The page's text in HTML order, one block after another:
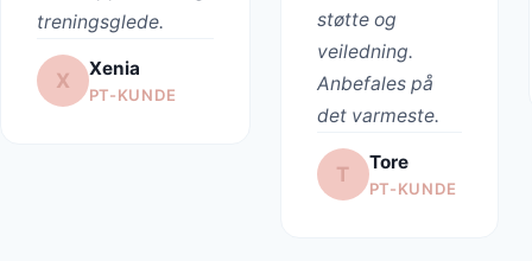
treningsglede.
X
Xenia
PT-KUNDE
støtte og
veiledning.
Anbefales på
det varmeste.
T
Tore
PT-KUNDE